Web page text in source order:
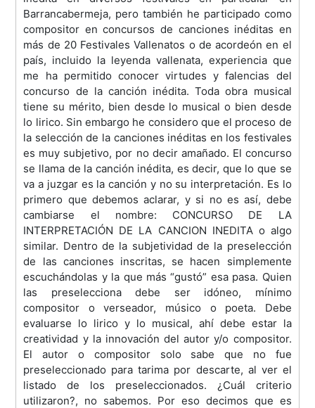
Barrancabermeja, pero también he participado como
compositor en concursos de canciones inéditas en
más de 20 Festivales Vallenatos o de acordeón en el
país, incluido la leyenda vallenata, experiencia que
me ha permitido conocer virtudes y falencias del
concurso de la canción inédita. Toda obra musical
tiene su mérito, bien desde lo musical o bien desde
lo lirico. Sin embargo he considero que el proceso de
la selección de la canciones inéditas en los festivales
es muy subjetivo, por no decir amañado. El concurso
se llama de la canción inédita, es decir, que lo que se
va a juzgar es la canción y no su interpretación. Es lo
primero que debemos aclarar, y si no es así, debe
cambiarse el nombre: CONCURSO DE LA
INTERPRETACIÓN DE LA CANCION INEDITA o algo
similar. Dentro de la subjetividad de la preselección
de las canciones inscritas, se hacen simplemente
escuchándolas y la que más “gustó” esa pasa. Quien
las preselecciona debe ser idóneo, mínimo
compositor o verseador, músico o poeta. Debe
evaluarse lo lirico y lo musical, ahí debe estar la
creatividad y la innovación del autor y/o compositor.
El autor o compositor solo sabe que no fue
preseleccionado para tarima por descarte, al ver el
listado de los preseleccionados. ¿Cuál criterio
utilizaron?, no sabemos. Por eso decimos que es